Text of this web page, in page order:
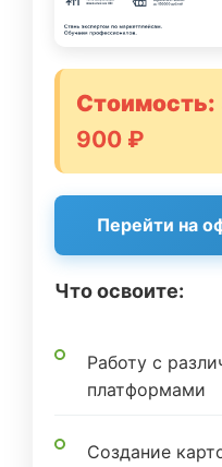
Стоимость:
900 ₽
Перейти на
Что освоите:
Работу с
платформами
Создание